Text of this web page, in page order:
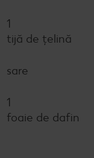
1
tijă de țelină
sare
1
foaie de dafin